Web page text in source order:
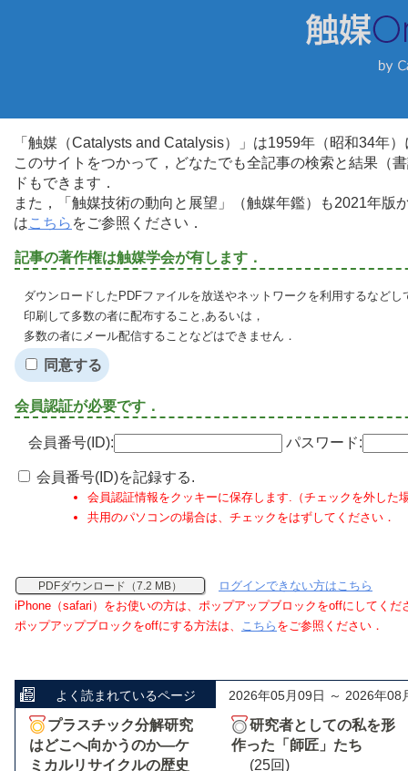
「触媒（Catalysts and Catalysis）」は1959年（昭和34年
このサイトをつかって，どなたでも全記事の検索と結果（
ドもできます．
また，「触媒技術の動向と展望」（触媒年鑑）も2021年
はこちら をご参照ください．
記事の著作権は触媒学会が有します．
ダウンロードしたPDFファイルを放送やネットワークを利用するなど
印刷して多数の者に配布すること,あるいは，
多数の者にメール配信することなどはできません．
同意する
会員認証が必要です．
会員番号(ID): パスワード:
会員番号(ID)を記録する.
会員認証情報をクッキーに保存します.（チェックを外した
共用のパソコンの場合は、チェックをはずしてください．
PDFダウンロード（7.2 MB）
ログインできない方はこちら
iPhone（safari）をお使いの方は、ポップアップブロックをoffにしてくだ
ポップアップブロックをoffにする方法は、 こちら をご参照ください．
よく読まれているページ 2026年05月09日 ～ 2026年08
プラスチック分解研究
はどこへ向かうのか―ケ
ミカルリサイクルの歴史
研究者としての私を形
作った「師匠」たち
(25回)